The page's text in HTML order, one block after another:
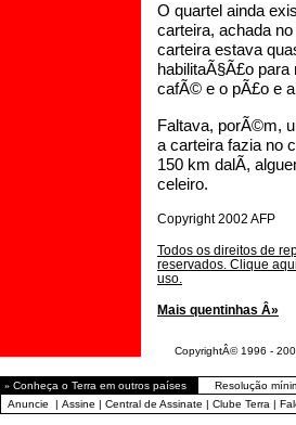
O quartel ainda
carteira, achada
carteira estava
habilitaÃ§Ã£o
cafÃ© e o pÃ£o e
Faltava, porÃ©m,
a carteira fazia no
150 km dalÃ­,
celeiro.
Copyright 2002 AFP
Todos os direitos de
reservados. Clique
uso.
Mais quentinhas Â»
CopyrightÂ© 1996 -
» Conheça o Terra em outros países
Resolução
Anuncie | Assine | Central de Assinate | Clube Terra |